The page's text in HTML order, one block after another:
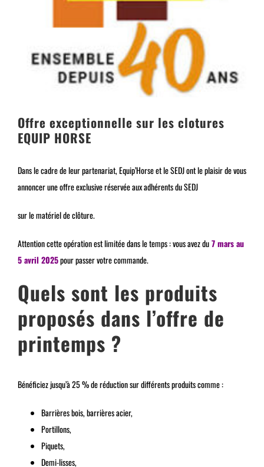
Offre exceptionnelle sur les clotures
EQUIP HORSE
Dans le cadre de leur partenariat, Equip’Horse et le SEDJ ont le plaisir de vous
annoncer une offre exclusive réservée aux adhérents du SEDJ
sur le matériel de clôture.
Attention cette opération est limitée dans le temps : vous avez du7 mars au
5 avril 2025pour passer votre commande.
Quels sont les produits
proposés dans l’offre de
printemps ?
Bénéficiez jusqu’à 25 % de réduction sur différents produits comme :
Barrières bois, barrières acier,
Portillons,
Piquets,
Demi-lisses,